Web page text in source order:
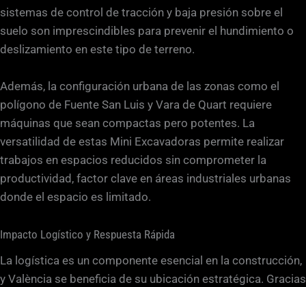
sistemas de control de tracción y baja presión sobre el
suelo son imprescindibles para prevenir el hundimiento o
deslizamiento en este tipo de terreno.
Además, la configuración urbana de las zonas como el
polígono de Fuente San Luis y Vara de Quart requiere
máquinas que sean compactas pero potentes. La
versatilidad de estas Mini Excavadoras permite realizar
trabajos en espacios reducidos sin comprometer la
productividad, factor clave en áreas industriales urbanas
donde el espacio es limitado.
Impacto Logístico y Respuesta Rápida
La logística es un componente esencial en la construcción,
y València se beneficia de su ubicación estratégica. Gracias